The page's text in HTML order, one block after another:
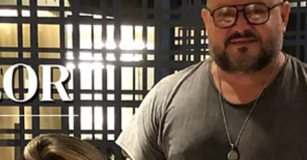
hsprecisao
18 de nov. de 2021
2 min de leitura
Portão e guarda corpo: Vantagens e
funções